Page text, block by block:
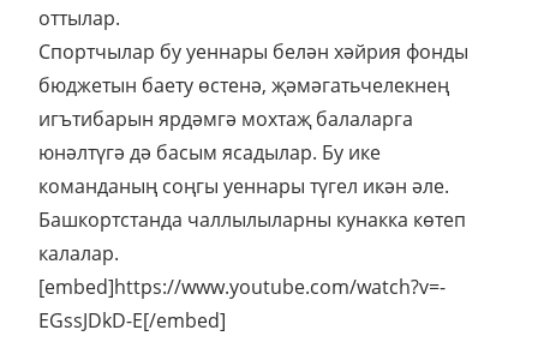
оттылар.
Спортчылар бу уеннары белән хәйрия фонды
бюджетын баету өстенә, җәмәгатьчелекнең
игътибарын ярдәмгә мохтаҗ балаларга
юнәлтүгә дә басым ясадылар. Бу ике
команданың соңгы уеннары түгел икән әле.
Башкортстанда чаллылыларны кунакка көтеп
калалар.
[embed]https://www.youtube.com/watch?v=-
EGssJDkD-E[/embed]